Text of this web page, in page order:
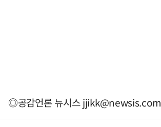
◎공감언론 뉴시스jjikk@newsis.com